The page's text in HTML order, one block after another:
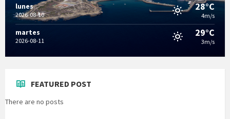
lunes
2026-08-10
28°C
4m/s
martes
2026-08-11
29°C
3m/s
FEATURED POST
There are no posts